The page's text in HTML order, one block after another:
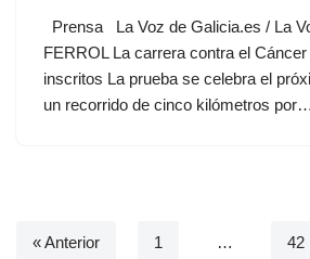
Prensa La Voz de Galicia.es / La
FERROL La carrera contra el
inscritos La prueba se celebra el
un recorrido de cinco kilómetros por…
« Anterior 1 … 42